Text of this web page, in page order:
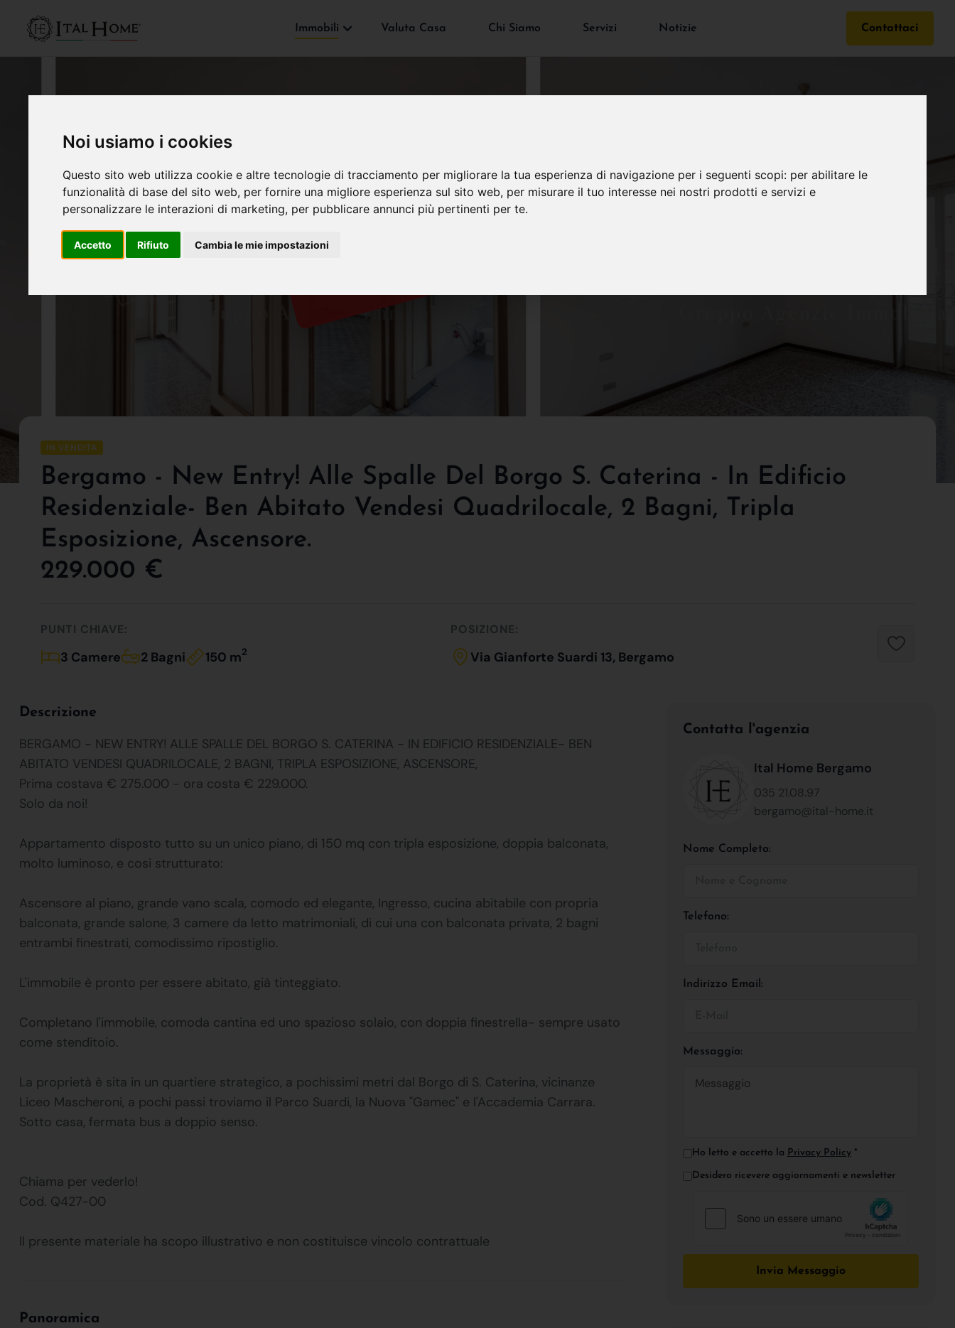
Noi usiamo i cookies
Questo sito web utilizza cookie e altre tecnologie di tracciamento per migliorare la tua esperienza di navigazione per i seguenti scopi: per abilitare le
funzionalità di base del sito web, per fornire una migliore esperienza sul sito web, per misurare il tuo interesse nei nostri prodotti e servizi e
personalizzare le interazioni di marketing, per pubblicare annunci più pertinenti per te.
Accetto Rifiuto Cambia le mie impostazioni
Immobili Valuta Casa Chi Siamo Servizi Notizie Contattaci
VENDUTO
IN VENDITA
Bergamo - New Entry! Alle Spalle Del Borgo S. Caterina - In Edificio
Residenziale- Ben Abitato Vendesi Quadrilocale, 2 Bagni, Tripla
Esposizione, Ascensore.
229.000 €
PUNTI CHIAVE:
3 Camere 2 Bagni 150 m2
POSIZIONE:
Via Gianforte Suardi 13, Bergamo
Descrizione
BERGAMO - NEW ENTRY! ALLE SPALLE DEL BORGO S. CATERINA - IN EDIFICIO RESIDENZIALE- BEN
ABITATO VENDESI QUADRILOCALE, 2 BAGNI, TRIPLA ESPOSIZIONE, ASCENSORE,
Prima costava € 275.000 - ora costa € 229.000.
Solo da noi!
Appartamento disposto tutto su un unico piano, di 150 mq con tripla esposizione, doppia balconata,
molto luminoso, e cosi strutturato:
Ascensore al piano, grande vano scala, comodo ed elegante, Ingresso, cucina abitabile con propria
balconata, grande salone, 3 camere da letto matrimoniali, di cui una con balconata privata, 2 bagni
entrambi finestrati, comodissimo ripostiglio.
L'immobile è pronto per essere abitato, già tinteggiato.
Completano l'immobile, comoda cantina ed uno spazioso solaio, con doppia finestrella- sempre usato
come stenditoio.
La proprietà è sita in un quartiere strategico, a pochissimi metri dal Borgo di S. Caterina, vicinanze
Liceo Mascheroni, a pochi passi troviamo il Parco Suardi, la Nuova "Gamec" e l'Accademia Carrara.
Sotto casa, fermata bus a doppio senso.
Chiama per vederlo!
Cod. Q427-00
Il presente materiale ha scopo illustrativo e non costituisce vincolo contrattuale
Panoramica
Contatta l'agenzia
Ital Home Bergamo
035 21.08.97
bergamo@ital-home.it
Nome Completo:
Telefono:
Indirizzo Email:
Messaggio:
Ho letto e accetto la Privacy Policy *
Desidero ricevere aggiornamenti e newsletter
Invia Messaggio